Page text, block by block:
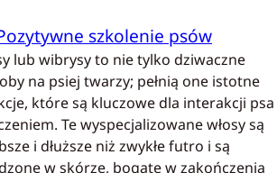
szkolenie psów
lub wibrysy to nie tylko dziwaczne
na psiej twarzy; pełnią one istotne
które są kluczowe dla interakcji psa
Te wyspecjalizowane włosy są
i dłuższe niż zwykłe futro i są
w skórze, bogate w zakończenia